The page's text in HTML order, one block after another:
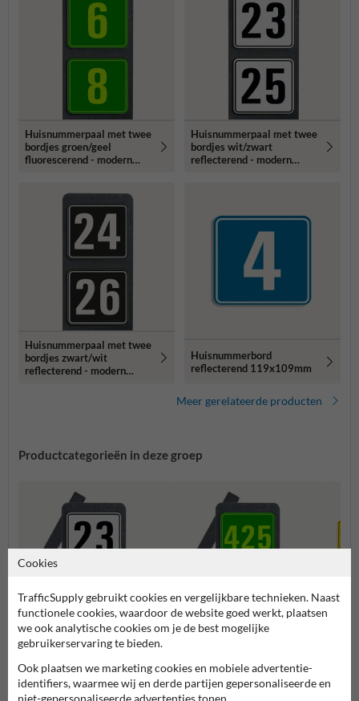
Huisnummerpaal met twee
bordjes groen/geel
fluorescerend - modern
Huisnummerpaal met twee
bordjes wit/zwart
reflecterend - modern
Huisnummerpaal met twee
bordjes zwart/wit
reflecterend - modern
Huisnummerbord
reflecterend 119x109mm
Meer gerelateerde producten
Productcategorieën in deze groep
Huisnummerpaal met twee
nummers
nummer
Cookies
TrafficSupply gebruikt cookies en vergelijkbare technieken. Naast
functionele cookies, waardoor de website goed werkt, plaatsen
we ook analytische cookies om je de best mogelijke
gebruikerservaring te bieden.
Ook plaatsen we marketing cookies en mobiele advertentie-
identifiers, waarmee wij en derde partijen gepersonaliseerde en
niet-gepersonaliseerde advertenties tonen